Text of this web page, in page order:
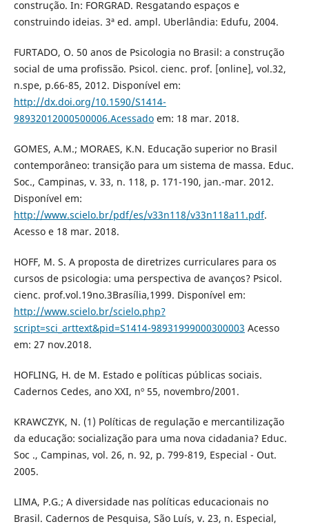
construção. In: FORGRAD. Resgatando espaços e
construindo ideias. 3ª ed. ampl. Uberlândia: Edufu, 2004.
FURTADO, O. 50 anos de Psicologia no Brasil: a construção
social de uma profissão. Psicol. cienc. prof. [online], vol.32,
n.spe, p.66-85, 2012. Disponível em:
http://dx.doi.org/10.1590/S1414-
98932012000500006.Acessadoem: 18 mar. 2018.
GOMES, A.M.; MORAES, K.N. Educação superior no Brasil
contemporâneo: transição para um sistema de massa. Educ.
Soc., Campinas, v. 33, n. 118, p. 171-190, jan.-mar. 2012.
Disponível em:
http://www.scielo.br/pdf/es/v33n118/v33n118a11.pdf.
Acesso e 18 mar. 2018.
HOFF, M. S. A proposta de diretrizes curriculares para os
cursos de psicologia: uma perspectiva de avanços? Psicol.
cienc. prof.vol.19no.3Brasília,1999. Disponível em:
http://www.scielo.br/scielo.php?
script=sci_arttext&pid=S1414-98931999000300003 Acesso
em: 27 nov.2018.
HOFLING, H. de M. Estado e políticas públicas sociais.
Cadernos Cedes, ano XXI, nº 55, novembro/2001.
KRAWCZYK, N. (1) Políticas de regulação e mercantilização
da educação: socialização para uma nova cidadania? Educ.
Soc ., Campinas, vol. 26, n. 92, p. 799-819, Especial - Out.
2005.
LIMA, P.G.; A diversidade nas políticas educacionais no
Brasil. Cadernos de Pesquisa, São Luís, v. 23, n. Especial,